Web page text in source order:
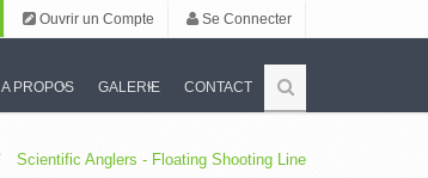
Ouvrir un Compte Se Connecter
A PROPOS GALERIE CONTACT
Scientific Anglers - Floating Shooting Line